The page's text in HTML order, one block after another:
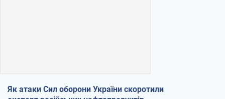
Як атаки Сил оборони України скоротили